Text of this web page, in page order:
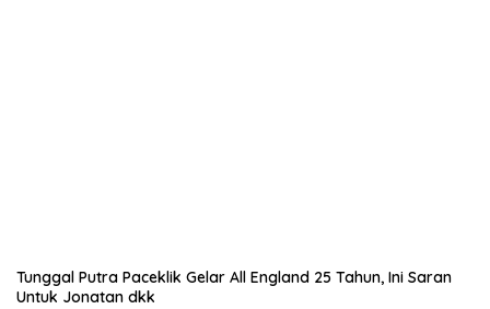
Tunggal Putra Paceklik Gelar All England 25 Tahun, Ini Saran
Untuk Jonatan dkk